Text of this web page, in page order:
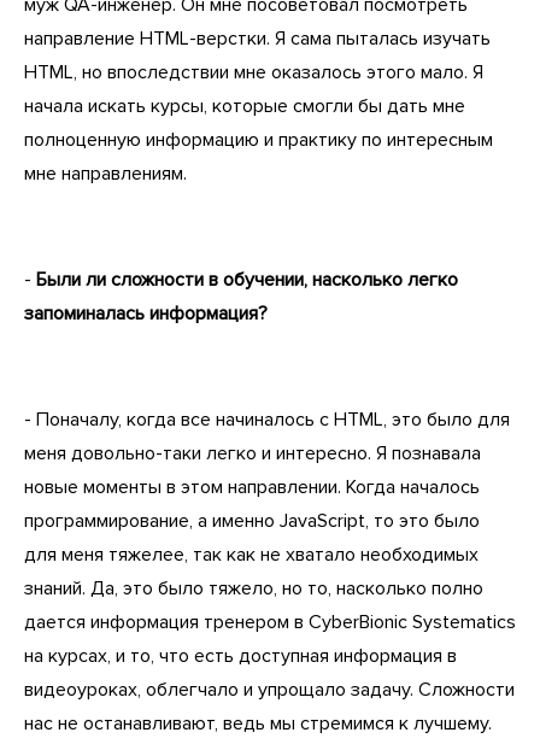
направление HTML-верстки. Я сама пыталась изучать
HTML, но впоследствии мне оказалось этого мало. Я
начала искать курсы, которые смогли бы дать мне
полноценную информацию и практику по интересным
мне направлениям.
- Были ли сложности в обучении, насколько легко
запоминалась информация?
- Поначалу, когда все начиналось с HTML, это было для
меня довольно-таки легко и интересно. Я познавала
новые моменты в этом направлении. Когда началось
программирование, а именно JavaScript, то это было
для меня тяжелее, так как не хватало необходимых
знаний. Да, это было тяжело, но то, насколько полно
дается информация тренером в CyberBionic Systematics
на курсах, и то, что есть доступная информация в
видеоуроках, облегчало и упрощало задачу. Сложности
нас не останавливают, ведь мы стремимся к лучшему.